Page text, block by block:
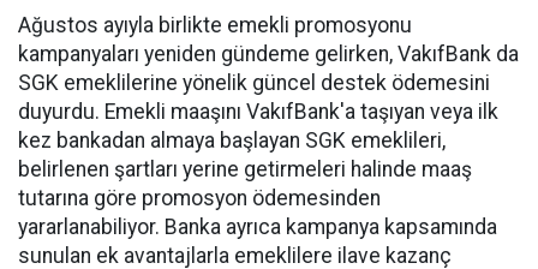
Ağustos ayıyla birlikte emekli promosyonu
kampanyaları yeniden gündeme gelirken, VakıfBank da
SGK emeklilerine yönelik güncel destek ödemesini
duyurdu. Emekli maaşını VakıfBank'a taşıyan veya ilk
kez bankadan almaya başlayan SGK emeklileri,
belirlenen şartları yerine getirmeleri halinde maaş
tutarına göre promosyon ödemesinden
yararlanabiliyor. Banka ayrıca kampanya kapsamında
sunulan ek avantajlarla emeklilere ilave kazanç